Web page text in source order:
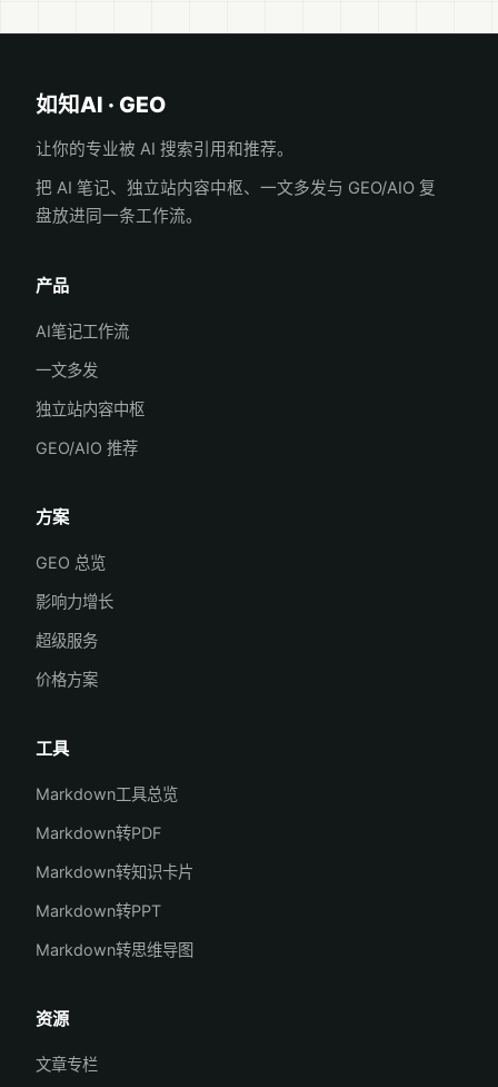
如知AI · GEO
让你的专业被 AI 搜索引用和推荐。
把 AI 笔记、独立站内容中枢、一文多发与 GEO/AIO 复
盘放进同一条工作流。
产品
AI笔记工作流
一文多发
独立站内容中枢
GEO/AIO 推荐
方案
GEO 总览
影响力增长
超级服务
价格方案
工具
Markdown工具总览
Markdown转PDF
Markdown转知识卡片
Markdown转PPT
Markdown转思维导图
资源
文章专栏